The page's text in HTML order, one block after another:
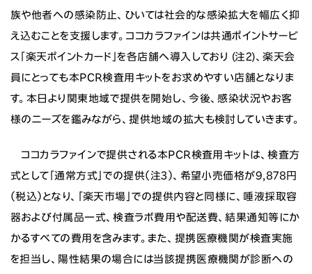
族や他者への感染防止、ひいては社会的な感染拡大を幅広く抑
え込むことを支援します。ココカラファインは共通ポイントサービ
ス「楽天ポイントカード」を各店舗へ導入しており (注2)、楽天会
員にとっても本PCR検査用キットをお求めやすい店舗となりま
す。本日より関東地域で提供を開始し、今後、感染状況やお客
様のニーズを鑑みながら、提供地域の拡大も検討していきます。
ココカラファインで提供される本PCR検査用キットは、検査方
式として「通常方式」での提供（注3）、希望小売価格が9,878円
（税込）となり、「楽天市場」での提供内容と同様に、唾液採取容
器および付属品一式、検査ラボ費用や配送費、結果通知等にか
かるすべての費用を含みます。また、提携医療機関が検査実施
を担当し、陽性結果の場合には当該提携医療機関が診断への